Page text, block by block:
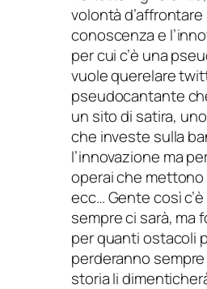
volontà
conoscenza e
per cui c’è una
vuole querelare
pseudocantante
un sito di satira,
che investe sulla
l’innovazione ma
operai che mettono
ecc… Gente così
sempre ci sarà, ma
per quanti ostacoli
perderanno
storia li